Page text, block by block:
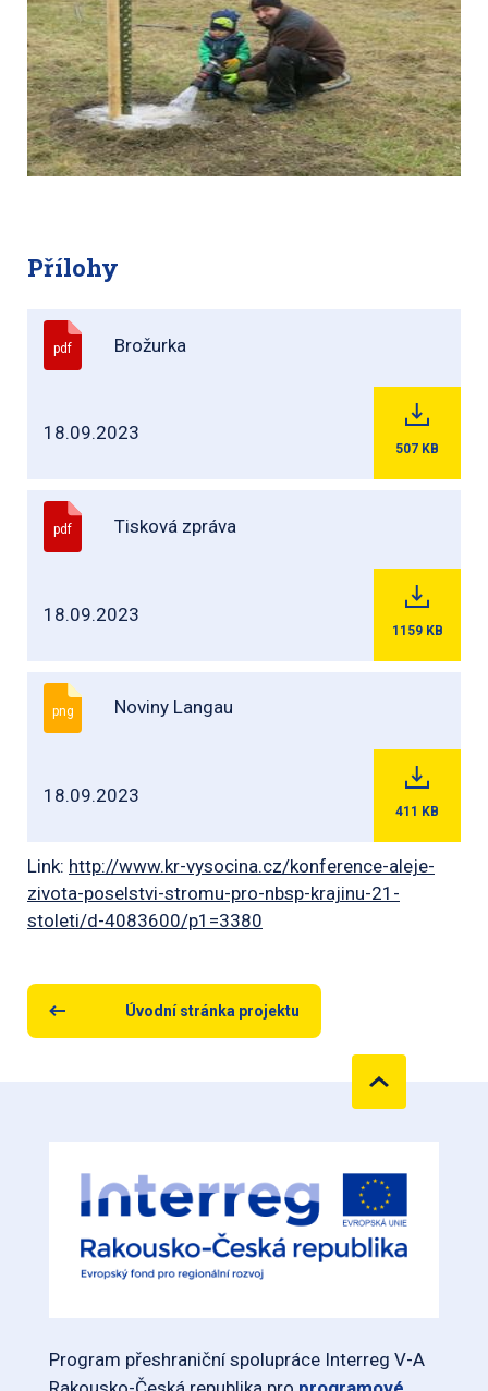
Přílohy
pdf Brožurka
18.09.2023
507 KB
pdf Tisková zpráva
18.09.2023
1159 KB
png Noviny Langau
18.09.2023
411 KB
Link: http://www.kr-vysocina.cz/konference-aleje-
zivota-poselstvi-stromu-pro-nbsp-krajinu-21-
stoleti/d-4083600/p1=3380
Úvodní stránka projektu
Program přeshraniční spolupráce Interreg V-A